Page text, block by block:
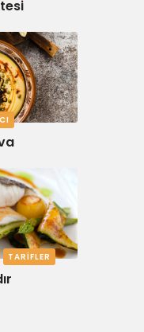
TARIFLER